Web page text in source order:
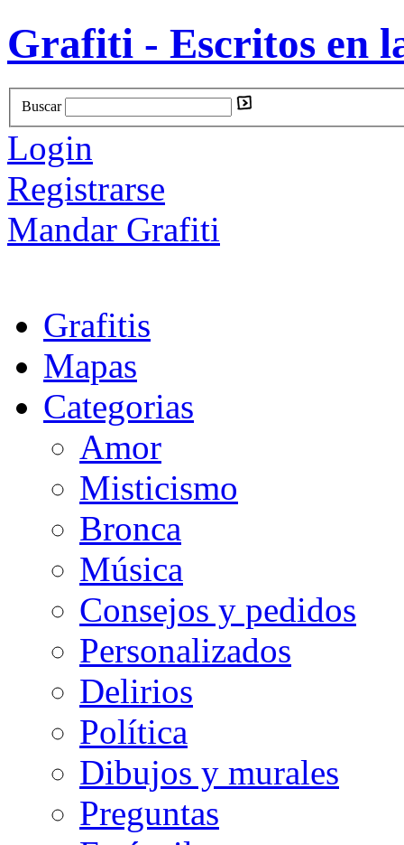
Grafiti - Escritos en
Buscar
Login
Registrarse
Mandar Grafiti
Grafitis
Mapas
Categorias
Amor
Misticismo
Bronca
Música
Consejos y pedidos
Personalizados
Delirios
Política
Dibujos y murales
Preguntas